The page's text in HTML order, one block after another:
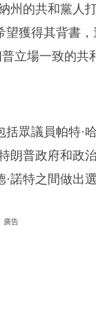
州的共和黨人
獲得其背書
立場一致的共
眾議員帕特·
朗普政府和政
諾特之間做出選
廣告